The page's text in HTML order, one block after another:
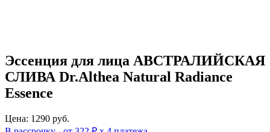
Эссенция для лица АВСТРАЛИЙСКАЯ
СЛИВА Dr.Althea Natural Radiance
Essence
Цена: 1290 руб.